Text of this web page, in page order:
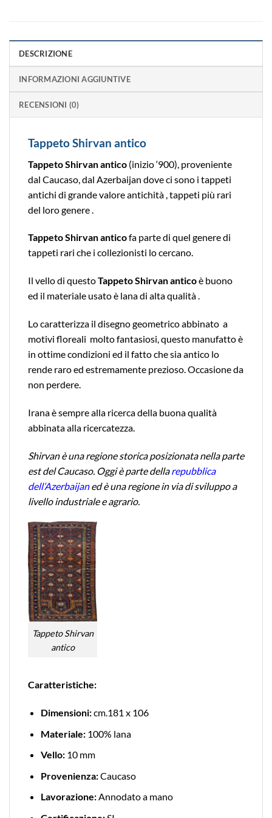
DESCRIZIONE
INFORMAZIONI AGGIUNTIVE
RECENSIONI (0)
Tappeto Shirvan antico
Tappeto Shirvan antico (inizio ‘900), proveniente
dal Caucaso, dal Azerbaijan dove ci sono i tappeti
antichi di grande valore antichità , tappeti più rari
del loro genere .
Tappeto Shirvan anticofa parte di quel genere di
tappeti rari che i collezionisti lo cercano.
Il vello di questoTappeto Shirvan anticoè buono
ed il materiale usato è lana di alta qualità .
Lo caratterizza il disegno geometrico abbinato a
motivi floreali molto fantasiosi, questo manufatto è
in ottime condizioni ed il fatto che sia antico lo
rende raro ed estremamente prezioso. Occasione da
non perdere.
Irana è sempre alla ricerca della buona qualità
abbinata alla ricercatezza.
Shirvan è una regione storica posizionata nella parte
est del Caucaso. Oggi è parte dellarepubblica
dell’Azerbaijan ed è una regione in via di sviluppo a
livello industriale e agrario.
Tappeto Shirvan
antico
Caratteristiche:
Dimensioni:cm.181 x 106
Materiale: 100% lana
Vello:10 mm
Provenienza:Caucaso
Lavorazione:Annodato a mano